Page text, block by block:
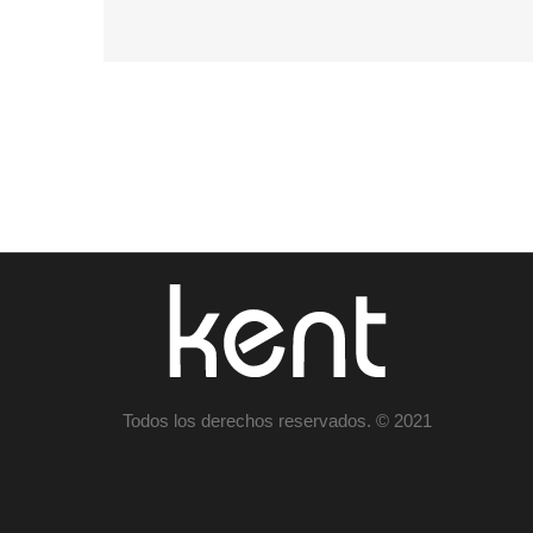
Todos los derechos reservados. © 2021